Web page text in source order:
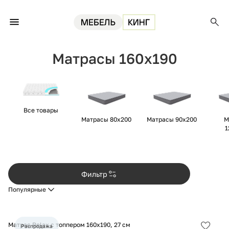
Матрасы 160х190
Все товары
Матрасы 80х200
Матрасы 90х200
Фильтр
Популярные
Матрас Relax с топпером 160х190, 27 см
Распродажа